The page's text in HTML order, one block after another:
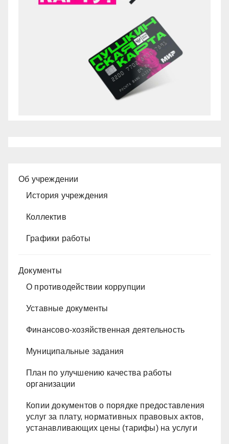
Об учреждении
История учреждения
Коллектив
Графики работы
Документы
О противодействии коррупции
Уставные документы
Финансово-хозяйственная деятельность
Муниципальные задания
План по улучшению качества работы
организации
Копии документов о порядке предоставления
услуг за плату, нормативных правовых актов,
устанавливающих цены (тарифы) на услуги